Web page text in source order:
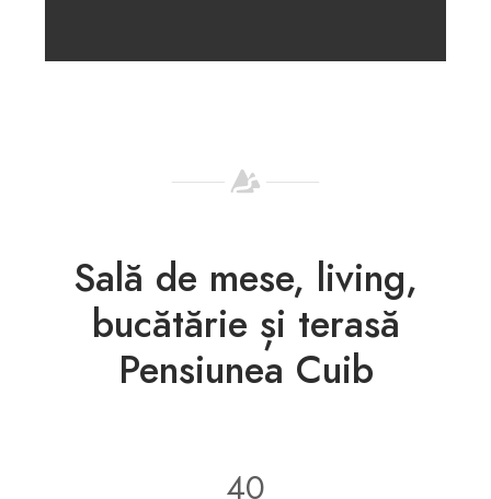
Sală de mese, living,
bucătărie și terasă
Pensiunea Cuib
40